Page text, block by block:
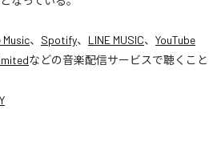
Music、 Spotify、 LINE MUSIC、 YouTube
などの音楽配信サービスで聴くこと